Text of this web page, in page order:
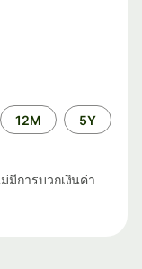
12M 5Y
มีการบวกเงินค่า